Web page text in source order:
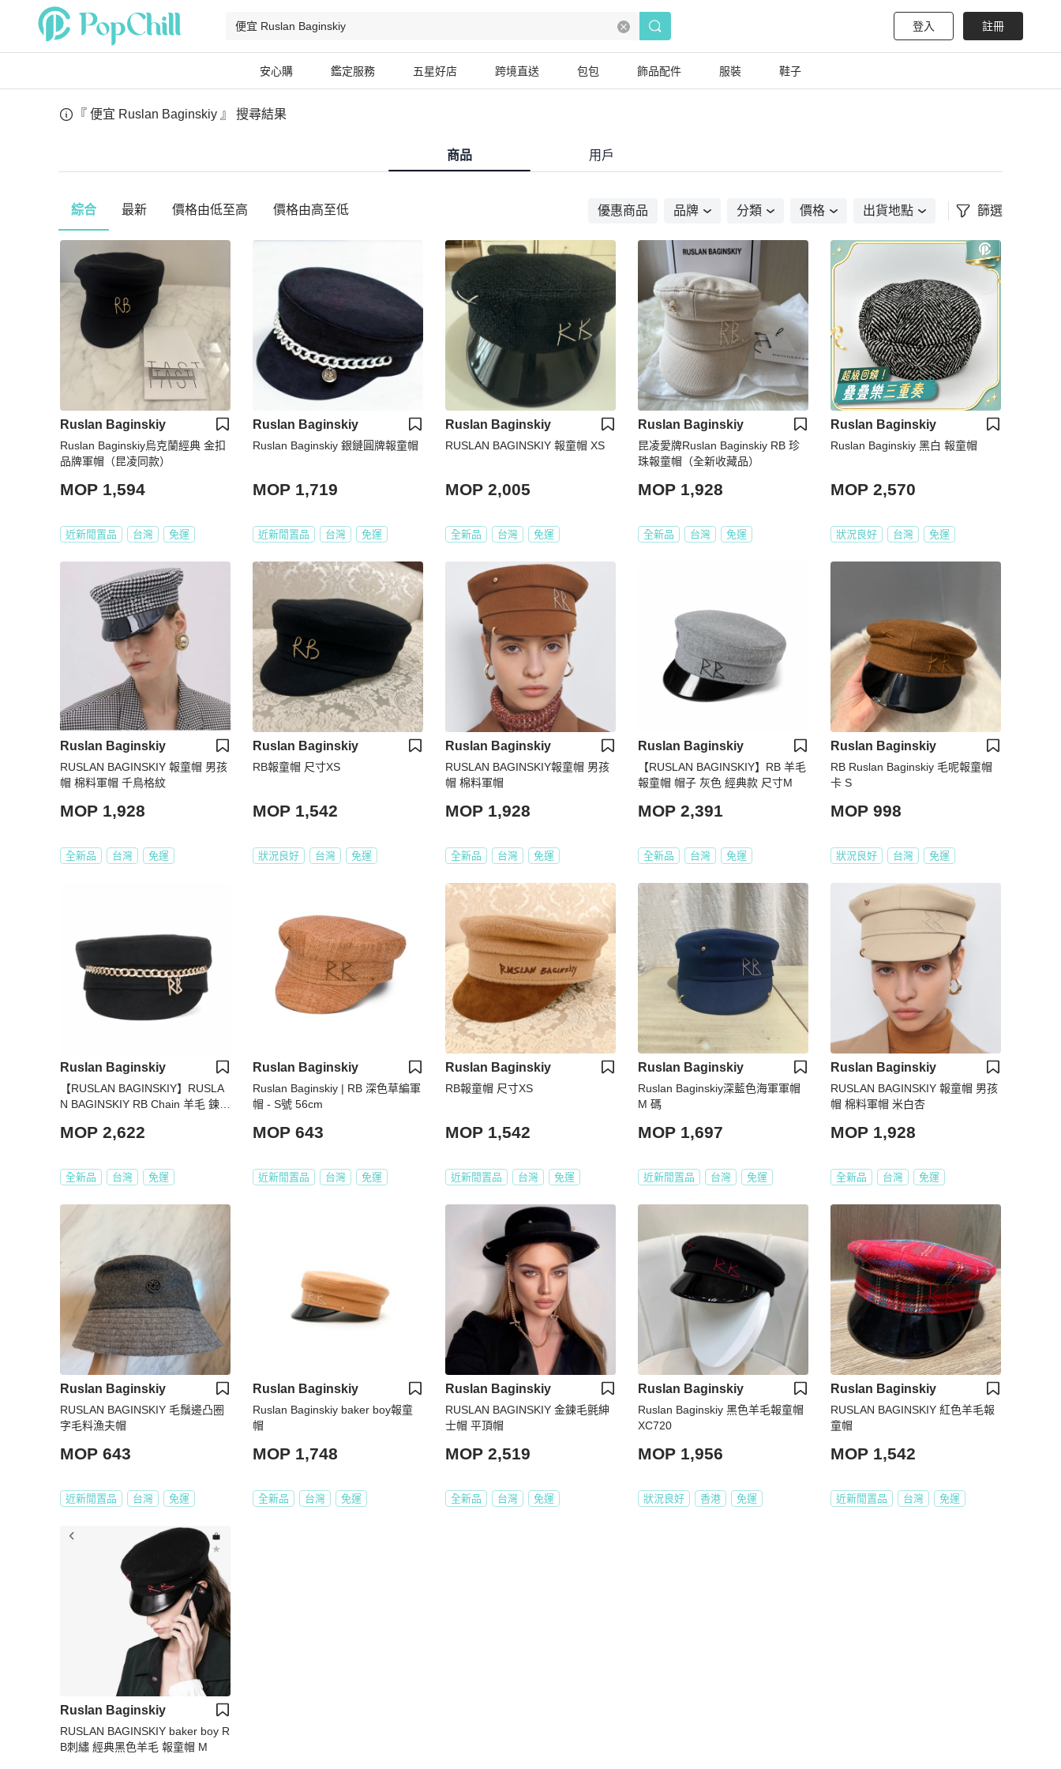
登入 註冊
安心購 鑑定服務 五星好店 跨境直送 包包 飾品配件 服裝 鞋子
『 便宜 Ruslan Baginskiy 』 搜尋結果
商品 用戶
綜合 最新 價格由低至高 價格由高至低 優惠商品 品牌 分類 價格 出貨地點 篩選
Ruslan Baginskiy
Ruslan Baginskiy烏克蘭經典 金扣
品牌軍帽（昆凌同款）
MOP 1,594
近新閒置品 台灣 免運
Ruslan Baginskiy
Ruslan Baginskiy 銀鏈圓牌報童帽
MOP 1,719
近新閒置品 台灣 免運
Ruslan Baginskiy
RUSLAN BAGINSKIY 報童帽 XS
MOP 2,005
全新品 台灣 免運
Ruslan Baginskiy
昆凌愛牌Ruslan Baginskiy RB 珍
珠報童帽（全新收藏品）
MOP 1,928
全新品 台灣 免運
Ruslan Baginskiy
Ruslan Baginskiy 黑白 報童帽
MOP 2,570
狀況良好 台灣 免運
Ruslan Baginskiy
RUSLAN BAGINSKIY 報童帽 男孩
帽 棉料軍帽 千鳥格紋
MOP 1,928
全新品 台灣 免運
Ruslan Baginskiy
RB報童帽 尺寸XS
MOP 1,542
狀況良好 台灣 免運
Ruslan Baginskiy
RUSLAN BAGINSKIY報童帽 男孩
帽 棉料軍帽
MOP 1,928
全新品 台灣 免運
Ruslan Baginskiy
【RUSLAN BAGINSKIY】RB 羊毛
報童帽 帽子 灰色 經典款 尺寸M
MOP 2,391
全新品 台灣 免運
Ruslan Baginskiy
RB Ruslan Baginskiy 毛呢報童帽
卡 S
MOP 998
狀況良好 台灣 免運
Ruslan Baginskiy
【RUSLAN BAGINSKIY】RUSLA
N BAGINSKIY RB Chain 羊毛 鍊條
MOP 2,622
全新品 台灣 免運
Ruslan Baginskiy
Ruslan Baginskiy | RB 深色草編軍
帽 - S號 56cm
MOP 643
近新閒置品 台灣 免運
Ruslan Baginskiy
RB報童帽 尺寸XS
MOP 1,542
近新閒置品 台灣 免運
Ruslan Baginskiy
Ruslan Baginskiy深藍色海軍軍帽
M 碼
MOP 1,697
近新閒置品 台灣 免運
Ruslan Baginskiy
RUSLAN BAGINSKIY 報童帽 男孩
帽 棉料軍帽 米白杏
MOP 1,928
全新品 台灣 免運
Ruslan Baginskiy
RUSLAN BAGINSKIY 毛鬚邊凸圈
字毛料漁夫帽
MOP 643
近新閒置品 台灣 免運
Ruslan Baginskiy
Ruslan Baginskiy baker boy報童
帽
MOP 1,748
全新品 台灣 免運
Ruslan Baginskiy
RUSLAN BAGINSKIY 金鍊毛氈紳
士帽 平頂帽
MOP 2,519
全新品 台灣 免運
Ruslan Baginskiy
Ruslan Baginskiy 黑色羊毛報童帽
XC720
MOP 1,956
狀況良好 香港 免運
Ruslan Baginskiy
RUSLAN BAGINSKIY 紅色羊毛報
童帽
MOP 1,542
近新閒置品 台灣 免運
Ruslan Baginskiy
RUSLAN BAGINSKIY baker boy R
B刺繡 經典黑色羊毛 報童帽 M